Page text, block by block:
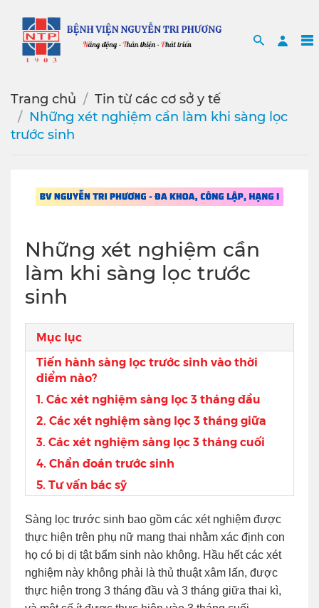
Search
Trang chủ
Tin từ các cơ sở y tế
Những xét nghiệm cần làm khi sàng lọc
trước sinh
Những xét nghiệm cần
làm khi sàng lọc trước
sinh
Mục lục
Tiến hành sàng lọc trước sinh vào thời
điểm nào?
1. Các xét nghiệm sàng lọc 3 tháng đầu
2. Các xét nghiệm sàng lọc 3 tháng giữa
3. Các xét nghiệm sàng lọc 3 tháng cuối
4. Chẩn đoán trước sinh
5. Tư vấn bác sỹ
Sàng lọc trước sinh bao gồm các xét nghiệm được
thực hiện trên phụ nữ mang thai nhằm xác định con
họ có bị dị tật bẩm sinh nào không. Hầu hết các xét
nghiệm này không phải là thủ thuật xâm lấn, được
thực hiện trong 3 tháng đầu và 3 tháng giữa thai kì,